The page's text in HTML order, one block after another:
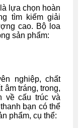
lựa chọn hoàn
tìm kiếm giải
cao. Bộ loa
sản phẩm:
nghiệp, chất
âm tráng, trong,
về cấu trúc và
bạn có thể
phẩm, cụ thể: